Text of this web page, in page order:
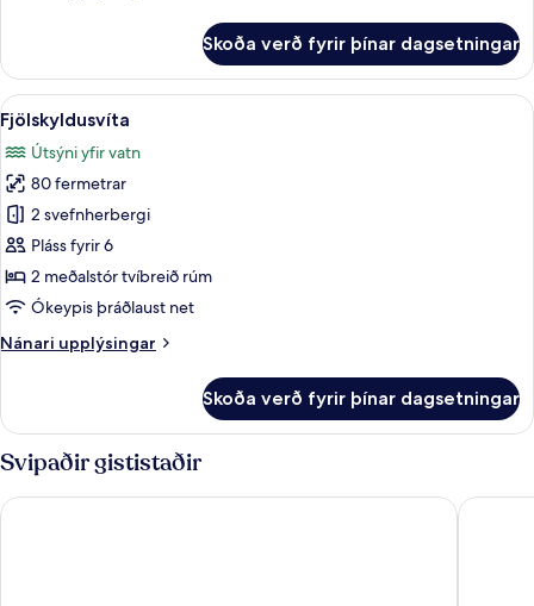
með
útsýni
Skoða verð fyrir þínar dagsetningar
Skoða
allar
myndir
fyrir
Fjölskyldusvíta
Fjölskyldusvíta | Rúmföt af bestu
5
Fjölskyldusvíta
Útsýni yfir vatn
80 fermetrar
2 svefnherbergi
Pláss fyrir 6
2 meðalstór tvíbreið rúm
Ókeypis þráðlaust net
Nánari upplýsingar
Nánari
Skoða verð fyrir þínar dagsetningar
Svipaðir gististaðir
Hotel Morgana Villa